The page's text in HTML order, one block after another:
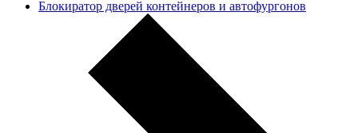
Блокиратор дверей контейнеров и автофургонов